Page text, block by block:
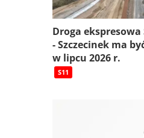
Droga ekspresowa
- Szczecinek ma
w lipcu 2026 r.
S11